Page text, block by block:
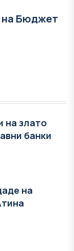
на Бюджет
на злато
банки
на